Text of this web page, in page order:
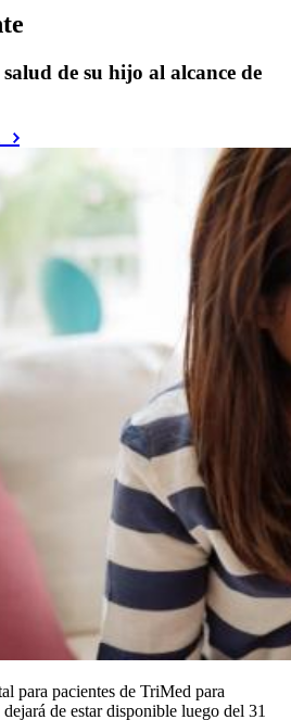
de su hijo al alcance de
para pacientes de TriMed para
de estar disponible luego del 31